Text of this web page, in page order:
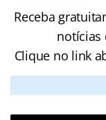
Receba
notícias
Clique no link